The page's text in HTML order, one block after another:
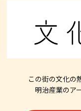
この街の文化の
明治産業のア